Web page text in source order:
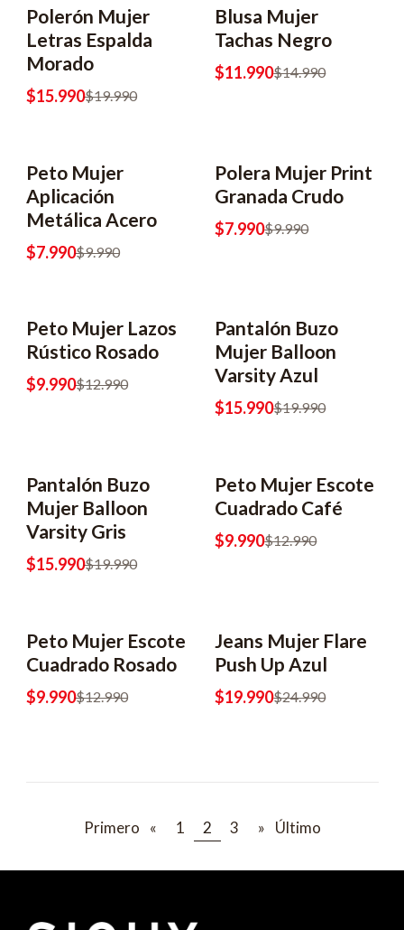
Polerón Mujer
Letras Espalda
Morado
$15.990$19.990
Blusa Mujer
Tachas Negro
$11.990$14.990
Peto Mujer
Aplicación
Metálica Acero
$7.990$9.990
Polera Mujer Print
Granada Crudo
$7.990$9.990
Peto Mujer Lazos
Rústico Rosado
$9.990$12.990
Pantalón Buzo
Mujer Balloon
Varsity Azul
$15.990$19.990
Pantalón Buzo
Mujer Balloon
Varsity Gris
$15.990$19.990
Peto Mujer Escote
Cuadrado Café
$9.990$12.990
Peto Mujer Escote
Cuadrado Rosado
$9.990$12.990
Jeans Mujer Flare
Push Up Azul
$19.990$24.990
Primero « 1 2 3 » Último